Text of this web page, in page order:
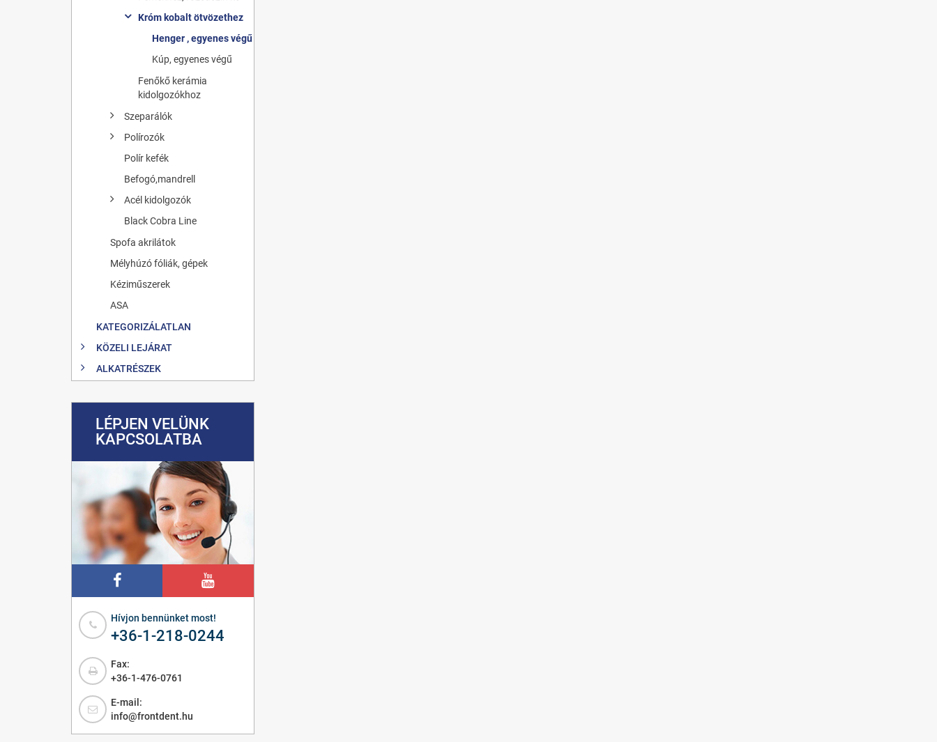
Króm kobalt ötvözethez
Henger , egyenes végű
Kúp, egyenes végű
Fenőkő kerámia
kidolgozókhoz
Szeparálók
Polírozók
Polír kefék
Befogó,mandrell
Acél kidolgozók
Black Cobra Line
Spofa akrilátok
Mélyhúzó fóliák, gépek
Kéziműszerek
ASA
KATEGORIZÁLATLAN
KÖZELI LEJÁRAT
ALKATRÉSZEK
LÉPJEN VELÜNK
KAPCSOLATBA
Hívjon bennünket most!
+36-1-218-0244
Fax:
+36-1-476-0761
E-mail:
info@frontdent.hu